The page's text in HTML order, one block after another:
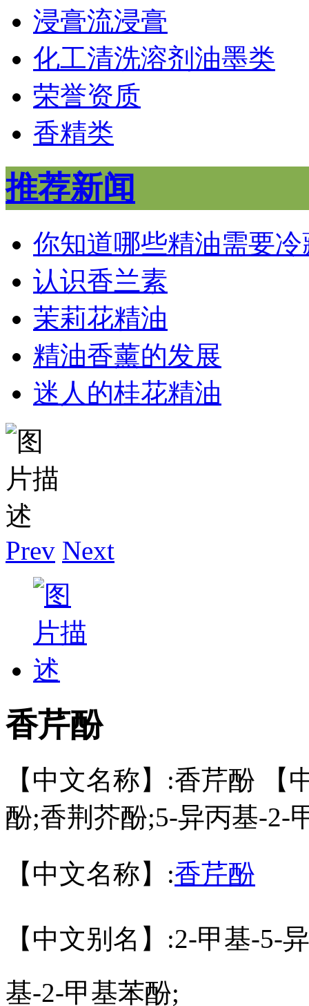
浸膏流浸膏
化工清洗溶剂油墨类
荣誉资质
香精类
推荐新闻
你知道哪些精油需要冷
认识香兰素
茉莉花精油
精油香薰的发展
迷人的桂花精油
Prev Next
香芹酚
【中文名称】:香芹酚 【
酚;香荆芥酚;5-异丙基-2-
【中文名称】:香芹酚
【中文别名】:2-甲基-5-
基-2-甲基苯酚;